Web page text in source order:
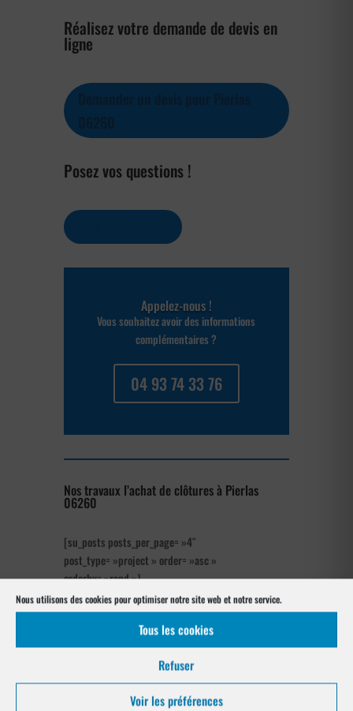
Nous utilisons des cookies pour optimiser notre site web et notre service.
Tous les cookies
Refuser
Voir les préférences
Réalisez votre demande de devis en
ligne
Posez vos questions !
Appelez-nous !
Vous souhaitez avoir des informations
complémentaires ?
04 93 74 33 76
Nos travaux l’achat de clôtures à Pierlas
06260
[su_posts posts_per_page= »4″
post_type= »project » order= »asc »
orderby= »rand »]
Nos références posés
à Pierlas 06260